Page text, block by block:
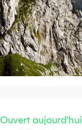
Ouvert aujourd'hui